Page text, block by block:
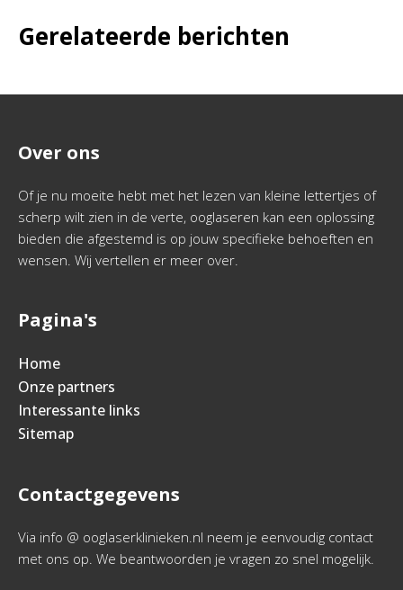
Gerelateerde berichten
Over ons
Of je nu moeite hebt met het lezen van kleine lettertjes of
scherp wilt zien in de verte, ooglaseren kan een oplossing
bieden die afgestemd is op jouw specifieke behoeften en
wensen. Wij vertellen er meer over.
Pagina's
Home
Onze partners
Interessante links
Sitemap
Contactgegevens
Via info @ ooglaserklinieken.nl neem je eenvoudig contact
met ons op. We beantwoorden je vragen zo snel mogelijk.